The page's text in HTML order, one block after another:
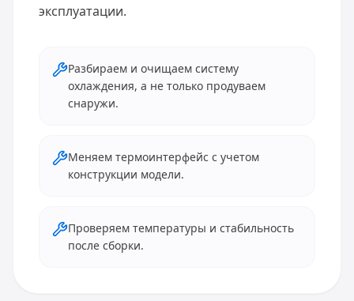
эксплуатации.
Разбираем и очищаем систему
охлаждения, а не только продуваем
снаружи.
Меняем термоинтерфейс с учетом
конструкции модели.
Проверяем температуры и стабильность
после сборки.